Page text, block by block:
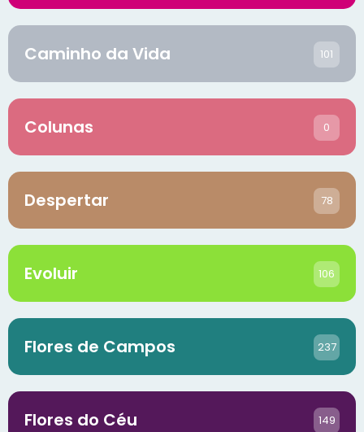
Caminho da Vida 101
Colunas 0
Despertar 78
Evoluir 106
Flores de Campos 237
Flores do Céu 149